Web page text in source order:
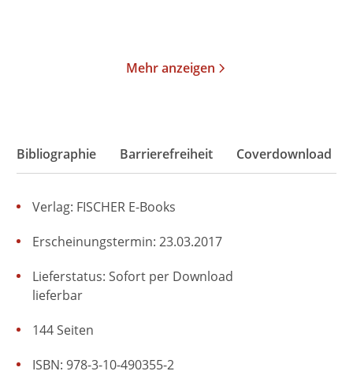
Mehr anzeigen
Bibliographie Barrierefreiheit Coverdownload
Verlag: FISCHER E-Books
Erscheinungstermin: 23.03.2017
Lieferstatus: Sofort per Download
lieferbar
ISBN: 978-3-10-490355-2
144 Seiten